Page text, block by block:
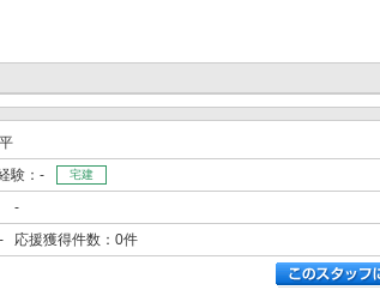
験：-
宅建
-
応援獲得件数：0件